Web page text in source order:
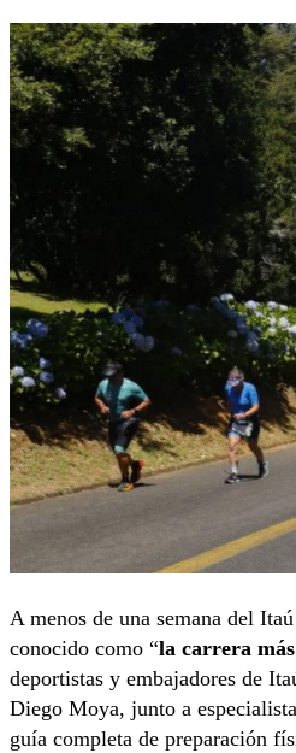
Universidad de
Sustentabilidad
A menos de una semana del
conocido como “la carrera
deportistas y embajadores de
Diego Moya, junto a
guía completa de preparación